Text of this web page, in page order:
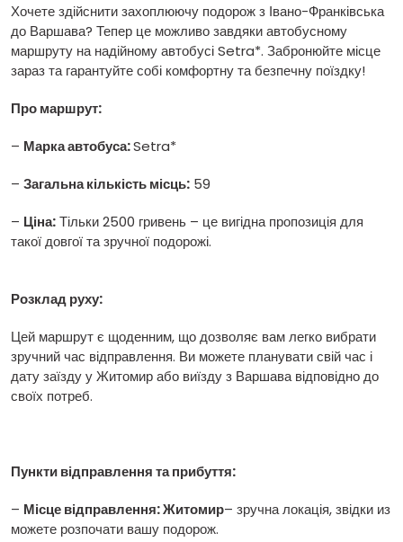
Хочете здійснити захоплюючу подорож з Івано-Франківська
до Варшава? Тепер це можливо завдяки автобусному
маршруту на надійному автобусі Setra*. Забронюйте місце
зараз та гарантуйте собі комфортну та безпечну поїздку!
Про маршрут:
– Марка автобуса:Setra*
– Загальна кількість місць: 59
– Ціна:Тільки 2500 гривень – це вигідна пропозиція для
такої довгої та зручної подорожі.
Розклад руху:
Цей маршрут є щоденним, що дозволяє вам легко вибрати
зручний час відправлення. Ви можете планувати свій час і
дату заїзду у Житомир або виїзду з Варшава відповідно до
своїх потреб.
Пункти відправлення та прибуття:
– Місце відправлення: Житомир– зручна локація, звідки из
можете розпочати вашу подорож.